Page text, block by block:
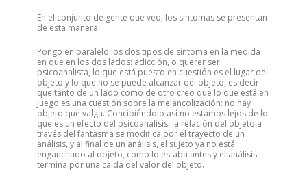
En el conjunto de gente que veo, los síntomas se presentan
de esta manera.
Pongo en paralelo los dos tipos de síntoma en la medida
en que en los dos lados: adicción, o querer ser
psicoanalista, lo que está puesto en cuestión es el lugar del
objeto y lo que no se puede alcanzar del objeto, es decir
que tanto de un lado como de otro creo que lo que está en
juego es una cuestión sobre la melancolización: no hay
objeto que valga. Concibiéndolo así no estamos lejos de lo
que es un efecto del psicoanálisis: la relación del objeto a
través del fantasma se modifica por el trayecto de un
análisis, y al final de un análisis, el sujeto ya no está
enganchado al objeto, como lo estaba antes y el análisis
termina por una caída del valor del objeto.